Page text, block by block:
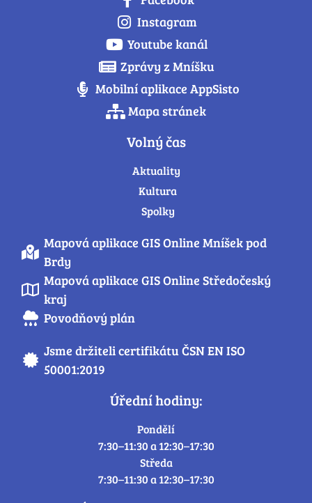
Instagram
Youtube kanál
Zprávy z Mníšku
Mobilní aplikace AppSisto
Mapa stránek
Volný čas
Aktuality
Kultura
Spolky
Mapová aplikace GIS Online Mníšek pod
Brdy
Mapová aplikace GIS Online Středočeský
kraj
Povodňový plán
Jsme držiteli certifikátu ČSN EN ISO
50001:2019
Úřední hodiny:
Pondělí
7:30–11:30 a 12:30–17:30
Středa
7:30–11:30 a 12:30–17:30